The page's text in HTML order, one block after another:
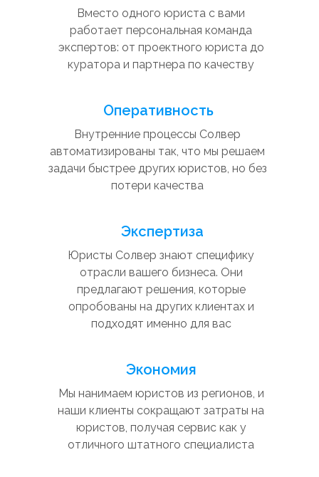
Мы нанимаем юристов из регионов, и
наши клиенты сокращают затраты на
юристов, получая сервис как у
отличного штатного специалиста
Экономия
Юристы Солвер знают специфику
отрасли вашего бизнеса. Они
предлагают решения, которые
опробованы на других клиентах и
подходят именно для вас
Экспертиза
Внутренние процессы Солвер
автоматизированы так, что мы решаем
задачи быстрее других юристов, но без
потери качества
Оперативность
Вместо одного юриста с вами
работает персональная команда
экспертов: от проектного юриста до
куратора и партнера по качеству